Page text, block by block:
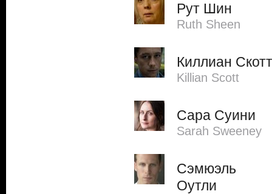
Рут Шин
Ruth Sheen
Киллиан Скотт
Killian Scott
Сара Суини
Sarah Sweeney
Сэмюэль
Оутли